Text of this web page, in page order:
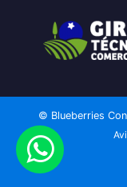
© Blueberries